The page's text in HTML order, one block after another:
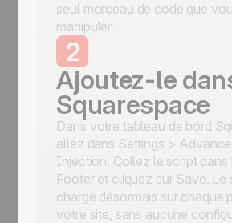
seul morceau de code que
manipuler.
2
Ajoutez-le
Squarespace
Dans votre tableau de bord
allez dans Settings >
Injection. Collez le script dans
Footer et cliquez sur Save. Le
charge désormais sur chaque
votre site, sans aucune